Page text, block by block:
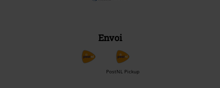
Envoi
PostNL Pickup